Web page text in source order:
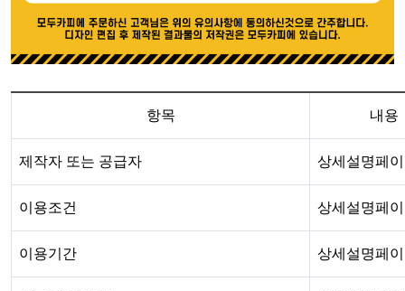
항목 내용
제작자 또는 공급자 상세설명페
이용조건 상세설명페
이용기간 상세설명페